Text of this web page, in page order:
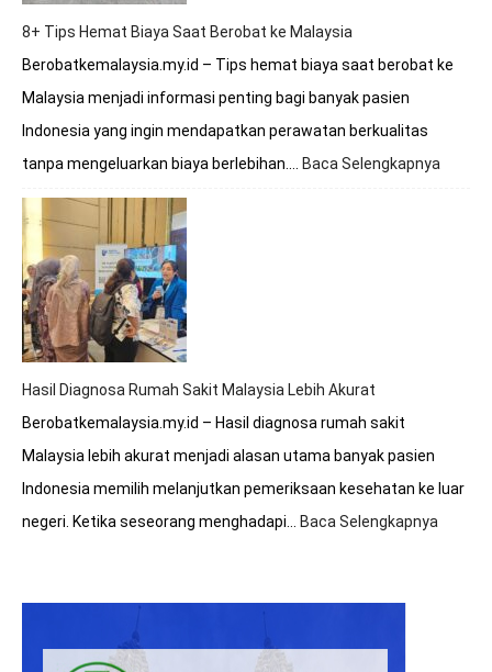
8+ Tips Hemat Biaya Saat Berobat ke Malaysia
Berobatkemalaysia.my.id – Tips hemat biaya saat berobat ke
Malaysia menjadi informasi penting bagi banyak pasien
Indonesia yang ingin mendapatkan perawatan berkualitas
tanpa mengeluarkan biaya berlebihan.… Baca Selengkapnya
Hasil Diagnosa Rumah Sakit Malaysia Lebih Akurat
Berobatkemalaysia.my.id – Hasil diagnosa rumah sakit
Malaysia lebih akurat menjadi alasan utama banyak pasien
Indonesia memilih melanjutkan pemeriksaan kesehatan ke luar
negeri. Ketika seseorang menghadapi… Baca Selengkapnya